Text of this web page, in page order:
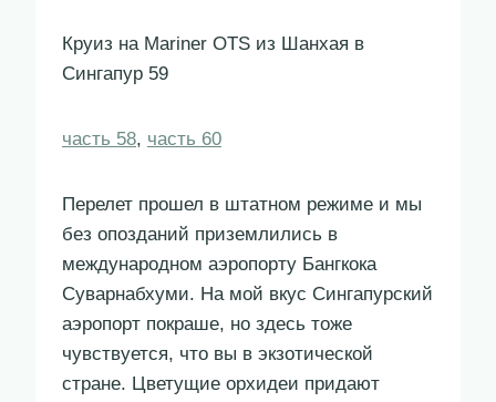
Круиз на Mariner OTS из Шанхая в
Сингапур 59
часть 58, часть 60
Перелет прошел в штатном режиме и мы
без опозданий приземлились в
международном аэропорту Бангкока
Суварнабхуми. На мой вкус Сингапурский
аэропорт покраше, но здесь тоже
чувствуется, что вы в экзотической
стране. Цветущие орхидеи придают